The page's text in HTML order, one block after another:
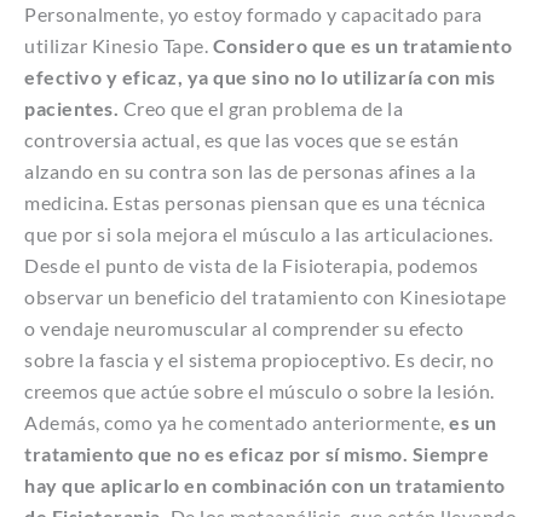
Personalmente, yo estoy formado y capacitado para
utilizar Kinesio Tape. Considero que es un tratamiento
efectivo y eficaz, ya que sino no lo utilizaría con mis
pacientes. Creo que el gran problema de la
controversia actual, es que las voces que se están
alzando en su contra son las de personas afines a la
medicina. Estas personas piensan que es una técnica
que por si sola mejora el músculo a las articulaciones.
Desde el punto de vista de la Fisioterapia, podemos
observar un beneficio del tratamiento con Kinesiotape
o vendaje neuromuscular al comprender su efecto
sobre la fascia y el sistema propioceptivo. Es decir, no
creemos que actúe sobre el músculo o sobre la lesión.
Además, como ya he comentado anteriormente, es un
tratamiento que no es eficaz por sí mismo. Siempre
hay que aplicarlo en combinación con un tratamiento